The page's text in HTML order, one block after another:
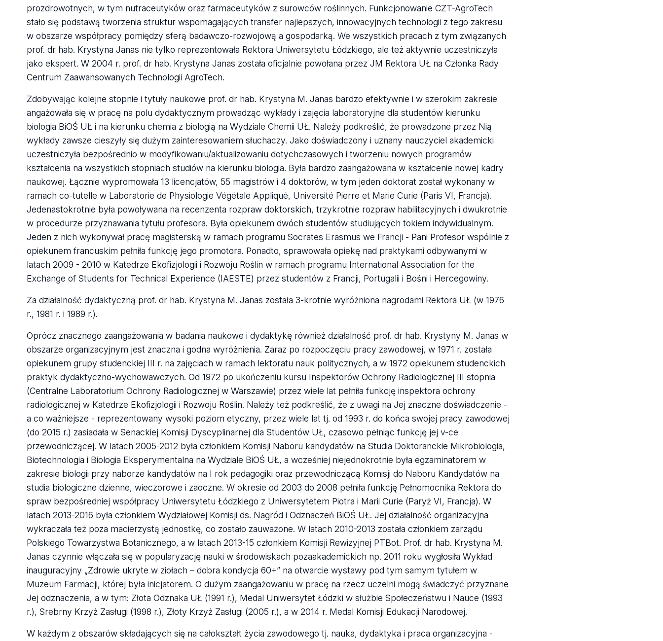
prozdrowotnych, w tym nutraceutyków oraz farmaceutyków z surowców roślinnych. Funkcjonowanie CZT-AgroTech
stało się podstawą tworzenia struktur wspomagających transfer najlepszych, innowacyjnych technologii z tego zakresu
w obszarze współpracy pomiędzy sferą badawczo-rozwojową a gospodarką. We wszystkich pracach z tym związanych
prof. dr hab. Krystyna Janas nie tylko reprezentowała Rektora Uniwersytetu Łódzkiego, ale też aktywnie uczestniczyła
jako ekspert. W 2004 r. prof. dr hab. Krystyna Janas została oficjalnie powołana przez JM Rektora UŁ na Członka Rady
Centrum Zaawansowanych Technologii AgroTech.
Zdobywając kolejne stopnie i tytuły naukowe prof. dr hab. Krystyna M. Janas bardzo efektywnie i w szerokim zakresie
angażowała się w pracę na polu dydaktycznym prowadząc wykłady i zajęcia laboratoryjne dla studentów kierunku
biologia BiOŚ UŁ i na kierunku chemia z biologią na Wydziale Chemii UŁ. Należy podkreślić, że prowadzone przez Nią
wykłady zawsze cieszyły się dużym zainteresowaniem słuchaczy. Jako doświadczony i uznany nauczyciel akademicki
uczestniczyła bezpośrednio w modyfikowaniu/aktualizowaniu dotychczasowych i tworzeniu nowych programów
kształcenia na wszystkich stopniach studiów na kierunku biologia. Była bardzo zaangażowana w kształcenie nowej kadry
naukowej. Łącznie wypromowała 13 licencjatów, 55 magistrów i 4 doktorów, w tym jeden doktorat został wykonany w
ramach co-tutelle w Laboratorie de Physiologie Végétale Appliqué, Université Pierre et Marie Curie (Paris VI, Francja).
Jedenastokrotnie była powoływana na recenzenta rozpraw doktorskich, trzykrotnie rozpraw habilitacyjnych i dwukrotnie
w procedurze przyznawania tytułu profesora. Była opiekunem dwóch studentów studiujących tokiem indywidualnym.
Jeden z nich wykonywał pracę magisterską w ramach programu Socrates Erasmus we Francji - Pani Profesor wspólnie z
opiekunem francuskim pełniła funkcję jego promotora. Ponadto, sprawowała opiekę nad praktykami odbywanymi w
latach 2009 - 2010 w Katedrze Ekofizjologii i Rozwoju Roślin w ramach programu International Association for the
Exchange of Students for Technical Experience (IAESTE) przez studentów z Francji, Portugalii i Bośni i Hercegowiny.
Za działalność dydaktyczną prof. dr hab. Krystyna M. Janas została 3-krotnie wyróżniona nagrodami Rektora UŁ (w 1976
r., 1981 r. i 1989 r.).
Oprócz znacznego zaangażowania w badania naukowe i dydaktykę również działalność prof. dr hab. Krystyny M. Janas w
obszarze organizacyjnym jest znaczna i godna wyróżnienia. Zaraz po rozpoczęciu pracy zawodowej, w 1971 r. została
opiekunem grupy studenckiej III r. na zajęciach w ramach lektoratu nauk politycznych, a w 1972 opiekunem studenckich
praktyk dydaktyczno-wychowawczych. Od 1972 po ukończeniu kursu Inspektorów Ochrony Radiologicznej III stopnia
(Centralne Laboratorium Ochrony Radiologicznej w Warszawie) przez wiele lat pełniła funkcję inspektora ochrony
radiologicznej w Katedrze Ekofizjologii i Rozwoju Roślin. Należy też podkreślić, że z uwagi na Jej znaczne doświadczenie -
a co ważniejsze - reprezentowany wysoki poziom etyczny, przez wiele lat tj. od 1993 r. do końca swojej pracy zawodowej
(do 2015 r.) zasiadała w Senackiej Komisji Dyscyplinarnej dla Studentów UŁ, czasowo pełniąc funkcję jej v-ce
przewodniczącej. W latach 2005-2012 była członkiem Komisji Naboru kandydatów na Studia Doktoranckie Mikrobiologia,
Biotechnologia i Biologia Eksperymentalna na Wydziale BiOŚ UŁ, a wcześniej niejednokrotnie była egzaminatorem w
zakresie biologii przy naborze kandydatów na I rok pedagogiki oraz przewodniczącą Komisji do Naboru Kandydatów na
studia biologiczne dzienne, wieczorowe i zaoczne. W okresie od 2003 do 2008 pełniła funkcję Pełnomocnika Rektora do
spraw bezpośredniej współpracy Uniwersytetu Łódzkiego z Uniwersytetem Piotra i Marii Curie (Paryż VI, Francja). W
latach 2013-2016 była członkiem Wydziałowej Komisji ds. Nagród i Odznaczeń BiOŚ UŁ. Jej działalność organizacyjna
wykraczała też poza macierzystą jednostkę, co zostało zauważone. W latach 2010-2013 została członkiem zarządu
Polskiego Towarzystwa Botanicznego, a w latach 2013-15 członkiem Komisji Rewizyjnej PTBot. Prof. dr hab. Krystyna M.
Janas czynnie włączała się w popularyzację nauki w środowiskach pozaakademickich np. 2011 roku wygłosiła Wykład
inauguracyjny „Zdrowie ukryte w ziołach – dobra kondycja 60+” na otwarcie wystawy pod tym samym tytułem w
Muzeum Farmacji, której była inicjatorem. O dużym zaangażowaniu w pracę na rzecz uczelni mogą świadczyć przyznane
Jej odznaczenia, a w tym: Złota Odznaka UŁ (1991 r.), Medal Uniwersytet Łódzki w służbie Społeczeństwu i Nauce (1993
r.), Srebrny Krzyż Zasługi (1998 r.), Złoty Krzyż Zasługi (2005 r.), a w 2014 r. Medal Komisji Edukacji Narodowej.
W każdym z obszarów składających się na całokształt życia zawodowego tj. nauka, dydaktyka i praca organizacyjna -